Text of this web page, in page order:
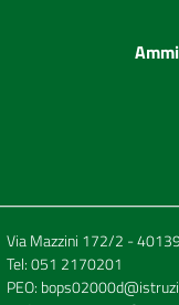
Via Mazzini 172/2 -
Tel:051 2170201
PEO: